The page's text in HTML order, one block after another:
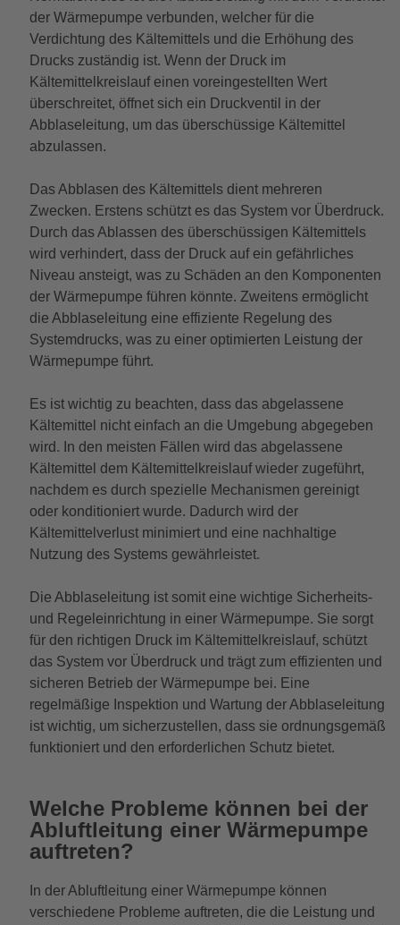
der Wärmepumpe verbunden, welcher für die
Verdichtung des Kältemittels und die Erhöhung des
Drucks zuständig ist. Wenn der Druck im
Kältemittelkreislauf einen voreingestellten Wert
überschreitet, öffnet sich ein Druckventil in der
Abblaseleitung, um das überschüssige Kältemittel
abzulassen.
Das Abblasen des Kältemittels dient mehreren
Zwecken. Erstens schützt es das System vor Überdruck.
Durch das Ablassen des überschüssigen Kältemittels
wird verhindert, dass der Druck auf ein gefährliches
Niveau ansteigt, was zu Schäden an den Komponenten
der Wärmepumpe führen könnte. Zweitens ermöglicht
die Abblaseleitung eine effiziente Regelung des
Systemdrucks, was zu einer optimierten Leistung der
Wärmepumpe führt.
Es ist wichtig zu beachten, dass das abgelassene
Kältemittel nicht einfach an die Umgebung abgegeben
wird. In den meisten Fällen wird das abgelassene
Kältemittel dem Kältemittelkreislauf wieder zugeführt,
nachdem es durch spezielle Mechanismen gereinigt
oder konditioniert wurde. Dadurch wird der
Kältemittelverlust minimiert und eine nachhaltige
Nutzung des Systems gewährleistet.
Die Abblaseleitung ist somit eine wichtige Sicherheits-
und Regeleinrichtung in einer Wärmepumpe. Sie sorgt
für den richtigen Druck im Kältemittelkreislauf, schützt
das System vor Überdruck und trägt zum effizienten und
sicheren Betrieb der Wärmepumpe bei. Eine
regelmäßige Inspektion und Wartung der Abblaseleitung
ist wichtig, um sicherzustellen, dass sie ordnungsgemäß
funktioniert und den erforderlichen Schutz bietet.
Welche Probleme können bei der
Abluftleitung einer Wärmepumpe
auftreten?
In der Abluftleitung einer Wärmepumpe können
verschiedene Probleme auftreten, die die Leistung und